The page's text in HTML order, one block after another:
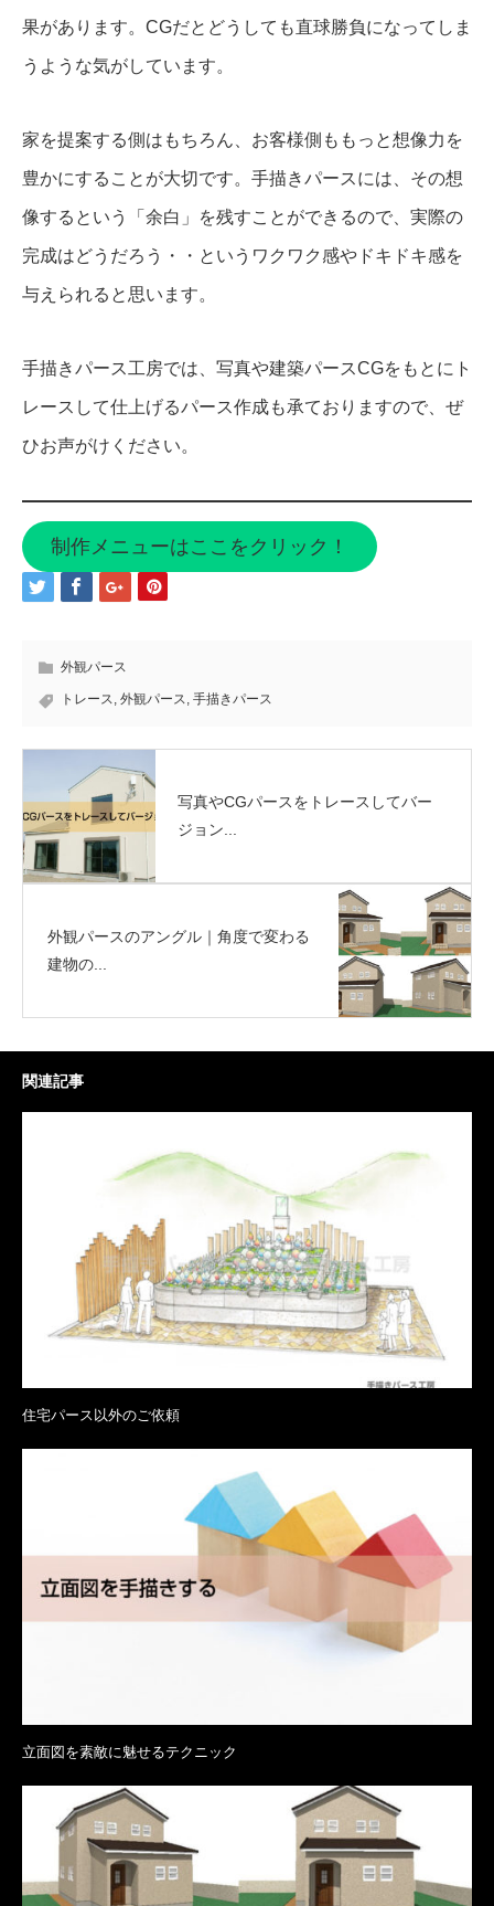
果があります。CGだとどうしても直球勝負になってしま
うような気がしています。
家を提案する側はもちろん、お客様側ももっと想像力を
豊かにすることが大切です。手描きパースには、その想
像するという「余白」を残すことができるので、実際の
完成はどうだろう・・というワクワク感やドキドキ感を
与えられると思います。
手描きパース工房では、写真や建築パースCGをもとにト
レースして仕上げるパース作成も承ておりますので、ぜ
ひお声がけください。
制作メニューはここをクリック！
外観パース
トレース, 外観パース, 手描きパース
写真やCGパースをトレースしてバー
ジョン...
外観パースのアングル｜角度で変わる
建物の...
関連記事
住宅パース以外のご依頼
立面図を素敵に魅せるテクニック